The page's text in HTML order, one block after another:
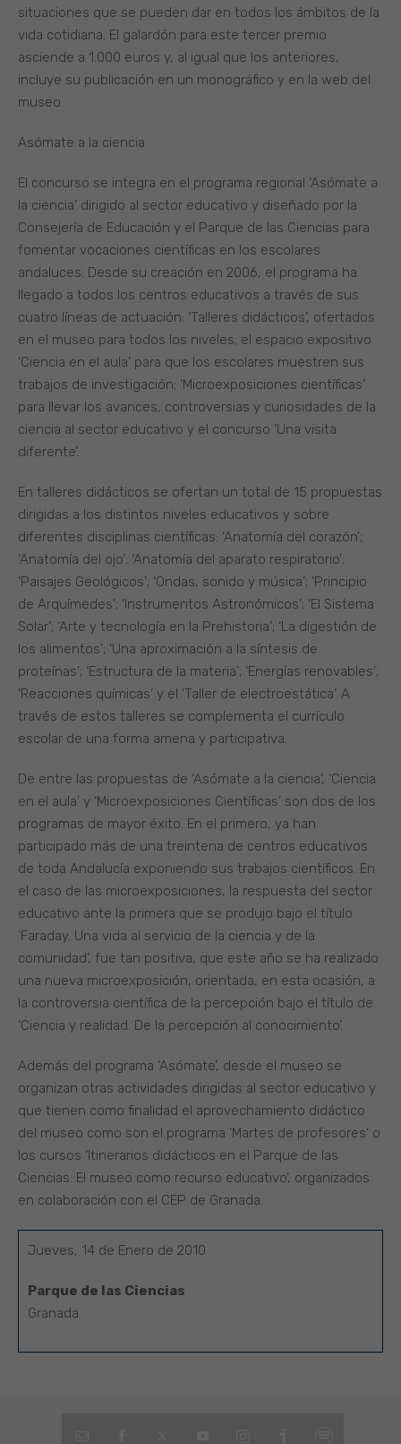
situaciones que se pueden dar en todos los ámbitos de la
vida cotidiana. El galardón para este tercer premio
asciende a 1.000 euros y, al igual que los anteriores,
incluye su publicación en un monográfico y en la web del
museo.
Asómate a la ciencia
El concurso se integra en el programa regional ‘Asómate a
la ciencia’ dirigido al sector educativo y diseñado por la
Consejería de Educación y el Parque de las Ciencias para
fomentar vocaciones científicas en los escolares
andaluces. Desde su creación en 2006, el programa ha
llegado a todos los centros educativos a través de sus
cuatro líneas de actuación: ‘Talleres didácticos’, ofertados
en el museo para todos los niveles; el espacio expositivo
‘Ciencia en el aula’ para que los escolares muestren sus
trabajos de investigación; ‘Microexposiciones científicas’
para llevar los avances, controversias y curiosidades de la
ciencia al sector educativo y el concurso ‘Una visita
diferente’.
En talleres didácticos se ofertan un total de 15 propuestas
dirigidas a los distintos niveles educativos y sobre
diferentes disciplinas científicas: ‘Anatomía del corazón’;
‘Anatomía del ojo’; ‘Anatomía del aparato respiratorio’;
‘Paisajes Geológicos’; ‘Ondas, sonido y música’; ‘Principio
de Arquímedes’; ‘Instrumentos Astronómicos’; ‘El Sistema
Solar’; ‘Arte y tecnología en la Prehistoria’; ‘La digestión de
los alimentos’; ‘Una aproximación a la síntesis de
proteínas’; ‘Estructura de la materia’; ‘Energías renovables’;
‘Reacciones químicas’ y el ‘Taller de electroestática’. A
través de estos talleres se complementa el currículo
escolar de una forma amena y participativa.
De entre las propuestas de ‘Asómate a la ciencia’, ‘Ciencia
en el aula’ y ‘Microexposiciones Científicas’ son dos de los
programas de mayor éxito. En el primero, ya han
participado más de una treintena de centros educativos
de toda Andalucía exponiendo sus trabajos científicos. En
el caso de las microexposiciones, la respuesta del sector
educativo ante la primera que se produjo bajo el título
‘Faraday. Una vida al servicio de la ciencia y de la
comunidad’, fue tan positiva, que este año se ha realizado
una nueva microexposición, orientada, en esta ocasión, a
la controversia científica de la percepción bajo el título de
‘Ciencia y realidad. De la percepción al conocimiento’.
Además del programa ‘Asómate’, desde el museo se
organizan otras actividades dirigidas al sector educativo y
que tienen como finalidad el aprovechamiento didáctico
del museo como son el programa ‘Martes de profesores’ o
los cursos ‘Itinerarios didácticos en el Parque de las
Ciencias: El museo como recurso educativo’, organizados
en colaboración con el CEP de Granada.
Jueves, 14 de Enero de 2010
Parque de las Ciencias
Granada.